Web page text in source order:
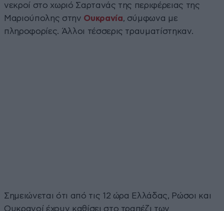
νεκροί στο χωριό Σαρτανάς της περιφέρειας της
Μαριούπολης στην Ουκρανία, σύμφωνα με
πληροφορίες. Άλλοι τέσσερις τραυματίστηκαν.
Σημειώνεται ότι από τις 12 ώρα Ελλάδας, Ρώσοι και
Ουκρανοί έχουν καθίσει στο τραπέζι των